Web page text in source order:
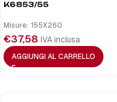
K6853/55
Misure: 155X260
€37,58 IVA inclusa
AGGIUNGI AL CARRELLO